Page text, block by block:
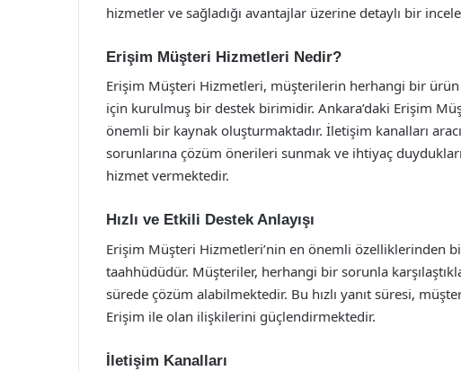
hizmetler ve sağladığı avantajlar üzerine detaylı bir
Erişim Müşteri Hizmetleri Nedir?
Erişim Müşteri Hizmetleri, müşterilerin herhangi bir ürün
için kurulmuş bir destek birimidir. Ankara’daki Erişim
önemli bir kaynak oluşturmaktadır. İletişim kanalları
sorunlarına çözüm önerileri sunmak ve ihtiyaç
hizmet vermektedir.
Hızlı ve Etkili Destek Anlayışı
Erişim Müşteri Hizmetleri’nin en önemli özelliklerinden
taahhüdüdür. Müşteriler, herhangi bir sorunla
sürede çözüm alabilmektedir. Bu hızlı yanıt süresi,
Erişim ile olan ilişkilerini güçlendirmektedir.
İletişim Kanalları